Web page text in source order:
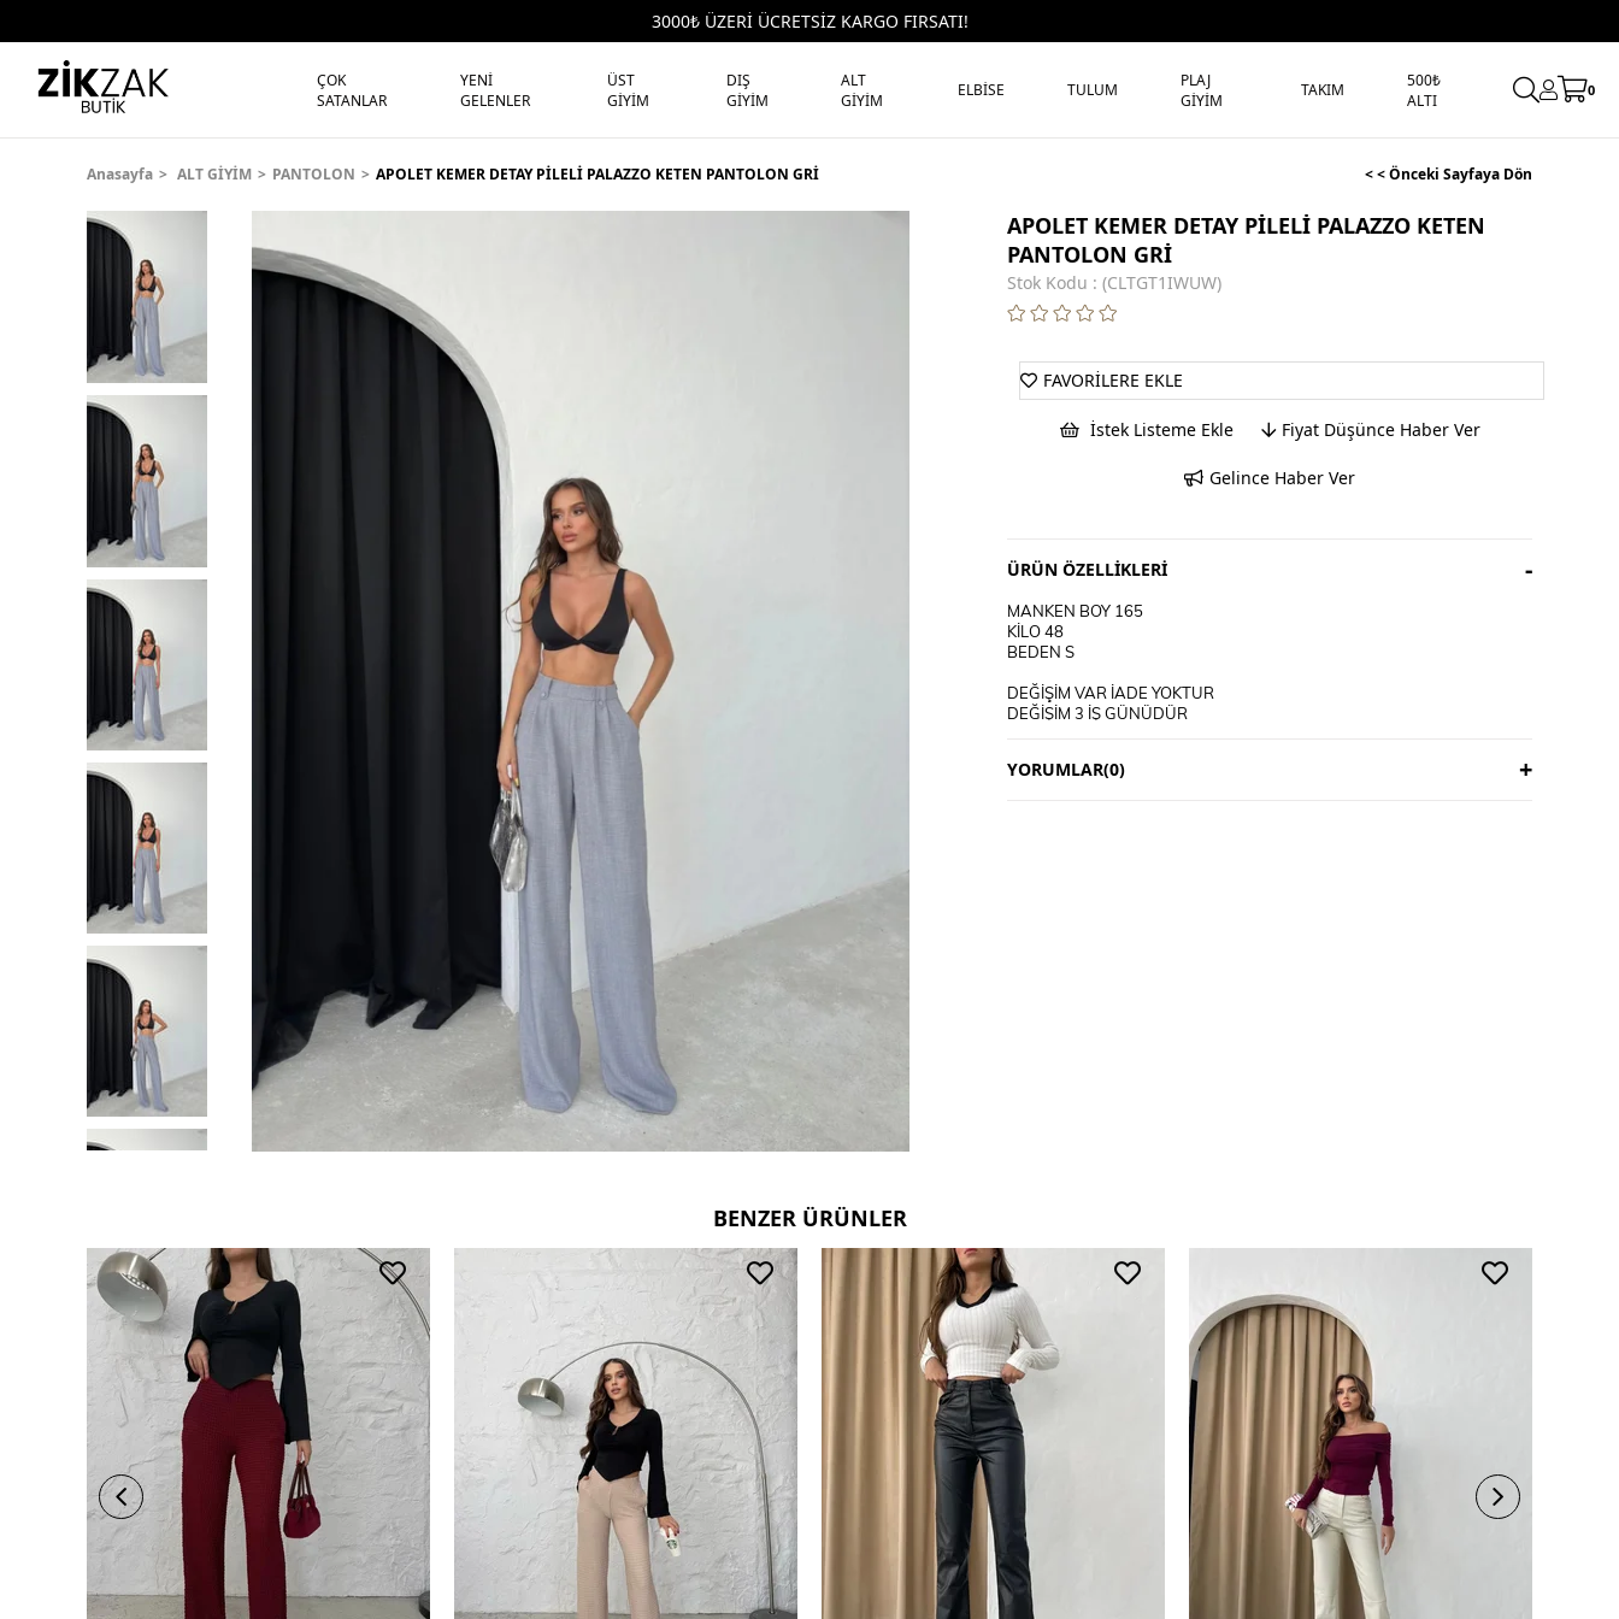
3000₺ ÜZERİ ÜCRETSİZ KARGO FIRSATI!
ÇOK
SATANLAR
YENİ
GELENLER
ÜST
GİYİM
DIŞ
GİYİM
ALT
GİYİM
ELBİSE TULUM
PLAJ
GİYİM
TAKIM
500₺
ALTI
0
Anasayfa ALT GİYİM PANTOLON APOLET KEMER DETAY PİLELİ PALAZZO KETEN PANTOLON GRİ < < Önceki Sayfaya Dön
APOLET KEMER DETAY PİLELİ PALAZZO KETEN
PANTOLON GRİ
Stok Kodu (CLTGT1IWUW)
FAVORILERE EKLE
İstek Listeme Ekle Fiyat Düşünce Haber Ver
Gelince Haber Ver
ÜRÜN ÖZELLIKLERI
MANKEN BOY 165
KİLO 48
BEDEN S
DEĞİŞİM VAR İADE YOKTUR
DEĞİŞİM 3 İŞ GÜNÜDÜR
YORUMLAR(0)
BENZER ÜRÜNLER